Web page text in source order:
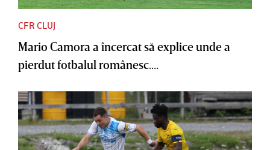
CFR CLUJ
Mario Camora a încercat să explice unde a
pierdut fotbalul românesc....